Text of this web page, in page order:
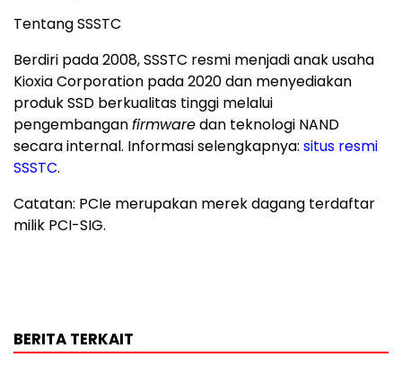
Tentang SSSTC
Berdiri pada 2008, SSSTC resmi menjadi anak usaha
Kioxia Corporation pada 2020 dan menyediakan
produk SSD berkualitas tinggi melalui
pengembanganfirmwaredan teknologi NAND
secara internal. Informasi selengkapnya: situs resmi
SSSTC.
Catatan: PCIe merupakan merek dagang terdaftar
milik PCI-SIG.
BERITA TERKAIT